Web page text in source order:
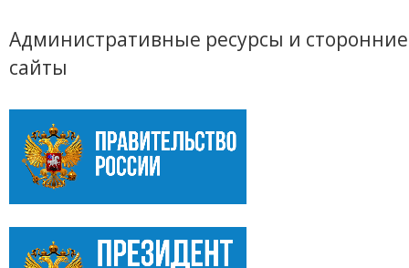
Административные ресурсы и сторонние
сайты